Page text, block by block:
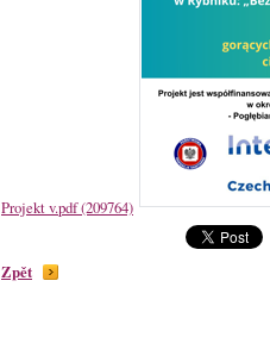
Projekt v.pdf (209764)
Zpět